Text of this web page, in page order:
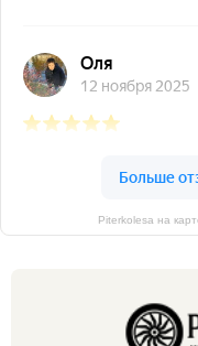
Piterkolesa на